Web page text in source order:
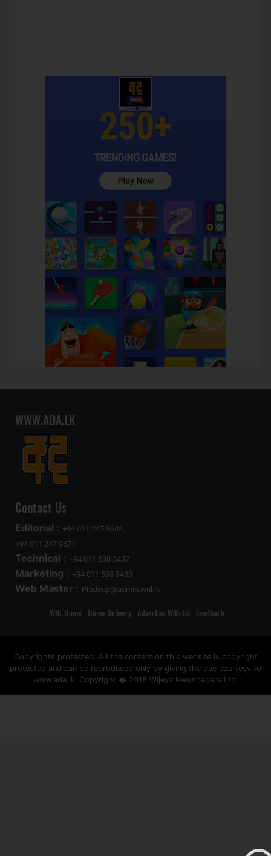
WWW.ADA.LK
Contact Us
Editorial : +94 011 247 9642,
+94 011 247 9671
Technical : +94 011 538 3437
Marketing : +94 011 538 3439
Web Master : Pradeep@admin.wnl.lk
WNL Home Home Delivery Advertise With Us Feedback
Copyrights protected: All the content on this website is copyright
protected and can be reproduced only by giving the due courtesy to
www.ada.lk' Copyright � 2018 Wijeya Newspapers Ltd.